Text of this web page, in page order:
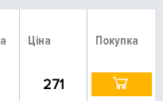
Ціна Покупка
271